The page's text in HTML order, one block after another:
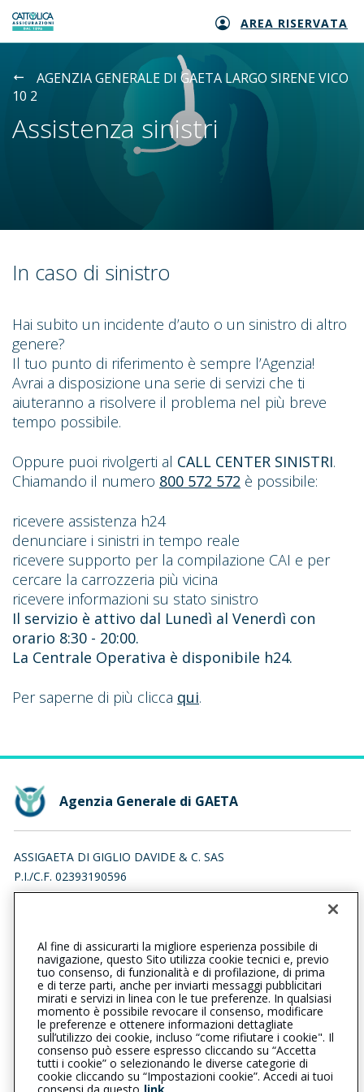
Generali logo AREA RISERVATA
AGENZIA GENERALE DI GAETA LARGO SIRENE VICO
10 2
Assistenza sinistri
In caso di sinistro
Hai subito un incidente d’auto o un sinistro di altro
genere?
Il tuo punto di riferimento è sempre l’Agenzia!
Avrai a disposizione una serie di servizi che ti
aiuteranno a risolvere il problema nel più breve
tempo possibile.
Oppure puoi rivolgerti al CALL CENTER SINISTRI.
Chiamando il numero 800 572 572 è possibile:
ricevere assistenza h24
denunciare i sinistri in tempo reale
ricevere supporto per la compilazione CAI e per
cercare la carrozzeria più vicina
ricevere informazioni su stato sinistro
Il servizio è attivo dal Lunedì al Venerdì con
orario 8:30 - 20:00.
La Centrale Operativa è disponibile h24.
Per saperne di più clicca qui.
Agenzia Generale di GAETA
ASSIGAETA DI GIGLIO DAVIDE & C. SAS
P.I./C.F. 02393190596
VIA GASTONE MARESCA 85, 04024 GAETA (LT)
0771463196
gaeta@cattolica.it
assigaeta@pec.it
L’intermediario è soggetto al controllo dell’IVASS. Consulta il
Registro RUI al seguentelink
Al fine di assicurarti la migliore esperienza possibile di
navigazione, questo Sito utilizza cookie tecnici e, previo
tuo consenso, di funzionalità e di profilazione, di prima
e di terze parti, anche per inviarti messaggi pubblicitari
mirati e servizi in linea con le tue preferenze. In qualsiasi
momento è possibile revocare il consenso, modificare
le preferenze e ottenere informazioni dettagliate
sull’utilizzo dei cookie, incluso “come rifiutare i cookie". Il
consenso può essere espresso cliccando su “Accetta
tutti i cookie” o selezionando le diverse categorie di
cookie cliccando su “Impostazioni cookie”. Accedi ai tuoi